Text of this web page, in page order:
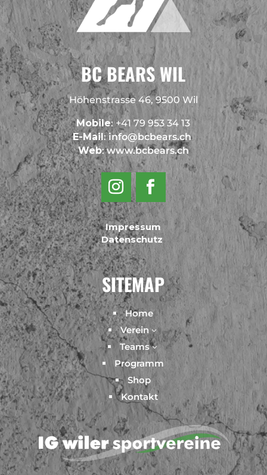
BC BEARS WIL
Höhenstrasse 46, 9500 Wil
Mobile: +41 79 953 34 13
E-Mail:info@bcbears.ch
Web:www.bcbears.ch
Impressum
Datenschutz
SITEMAP
Home
Verein3
Teams3
Programm
Shop
Kontakt